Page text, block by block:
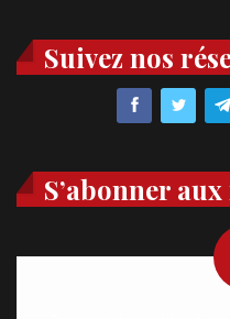
Suivez nos
S’abonner